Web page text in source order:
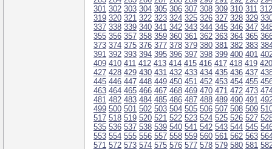
301 302 303 304 305 306 307 308 309 310 311 312
319 320 321 322 323 324 325 326 327 328 329
337 338 339 340 341 342 343 344 345 346 347
355 356 357 358 359 360 361 362 363 364 365
373 374 375 376 377 378 379 380 381 382 383
391 392 393 394 395 396 397 398 399 400 401
409 410 411 412 413 414 415 416 417 418 419 420
427 428 429 430 431 432 433 434 435 436 437
445 446 447 448 449 450 451 452 453 454 455
463 464 465 466 467 468 469 470 471 472 473
481 482 483 484 485 486 487 488 489 490 491
499 500 501 502 503 504 505 506 507 508 509
517 518 519 520 521 522 523 524 525 526 527
535 536 537 538 539 540 541 542 543 544 545
553 554 555 556 557 558 559 560 561 562 563
571 572 573 574 575 576 577 578 579 580 581